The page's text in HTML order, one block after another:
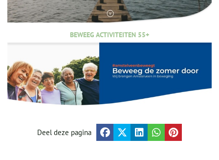
BEWEEG ACTIVITEITEN 55+
Deel deze pagina